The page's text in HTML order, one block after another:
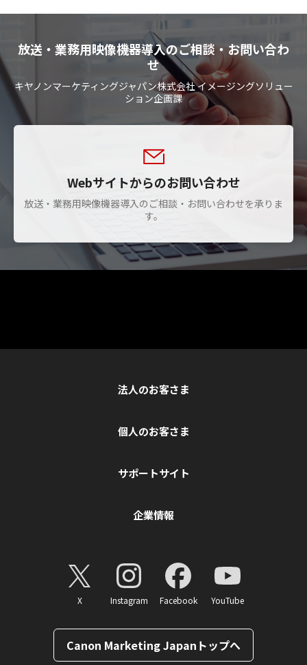
放送・業務用映像機器導入のご相談・お問い合わ
せ
キヤノンマーケティングジャパン株式会社 イメージングソリュー
ション企画課
Webサイトからのお問い合わせ
放送・業務用映像機器導入のご相談・お問い合わせを承りま
す。
法人のお客さま
個人のお客さま
サポートサイト
企業情報
X Instagram Facebook YouTube
Canon Marketing Japanトップへ